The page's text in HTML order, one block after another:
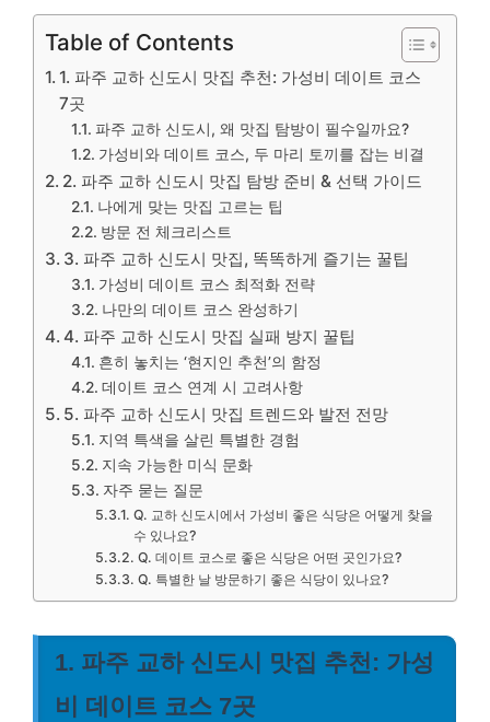
Table of Contents
1. 파주 교하 신도시 맛집 추천: 가성비 데이트 코스
7곳
파주 교하 신도시, 왜 맛집 탐방이 필수일까요?
가성비와 데이트 코스, 두 마리 토끼를 잡는 비결
2. 파주 교하 신도시 맛집 탐방 준비 & 선택 가이드
나에게 맞는 맛집 고르는 팁
방문 전 체크리스트
3. 파주 교하 신도시 맛집, 똑똑하게 즐기는 꿀팁
가성비 데이트 코스 최적화 전략
나만의 데이트 코스 완성하기
4. 파주 교하 신도시 맛집 실패 방지 꿀팁
흔히 놓치는 ‘현지인 추천’의 함정
데이트 코스 연계 시 고려사항
5. 파주 교하 신도시 맛집 트렌드와 발전 전망
지역 특색을 살린 특별한 경험
지속 가능한 미식 문화
자주 묻는 질문
Q. 교하 신도시에서 가성비 좋은 식당은 어떻게 찾을
수 있나요?
Q. 데이트 코스로 좋은 식당은 어떤 곳인가요?
Q. 특별한 날 방문하기 좋은 식당이 있나요?
1. 파주 교하 신도시 맛집 추천: 가성
비 데이트 코스 7곳